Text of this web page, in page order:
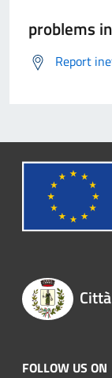
problems
Report
FOLLOW US ON